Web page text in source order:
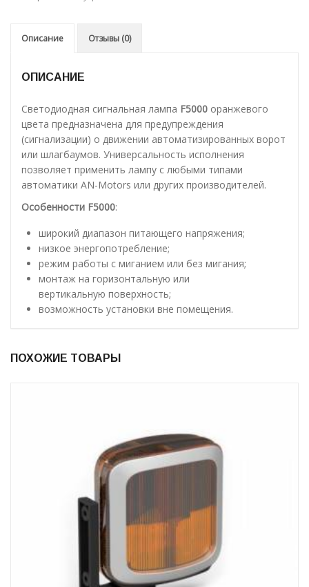
Описание Отзывы (0)
ОПИСАНИЕ
Светодиодная сигнальная лампа F5000 оранжевого
цвета предназначена для предупреждения
(сигнализации) о движении автоматизированных ворот
или шлагбаумов. Универсальность исполнения
позволяет применить лампу с любыми типами
автоматики AN-Motors или других производителей.
Особенности F5000:
широкий диапазон питающего напряжения;
низкое энергопотребление;
режим работы с миганием или без мигания;
монтаж на горизонтальную или
вертикальную поверхность;
возможность установки вне помещения.
ПОХОЖИЕ ТОВАРЫ